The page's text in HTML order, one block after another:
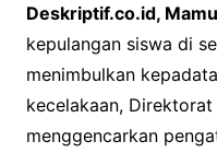
Deskriptif.co.id,
kepulangan siswa di
menimbulkan
kecelakaan,
menggencarkan